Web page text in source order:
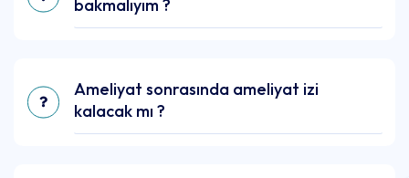
bakmalıyım ?
Ameliyat sonrasında ameliyat izi
kalacak mı ?